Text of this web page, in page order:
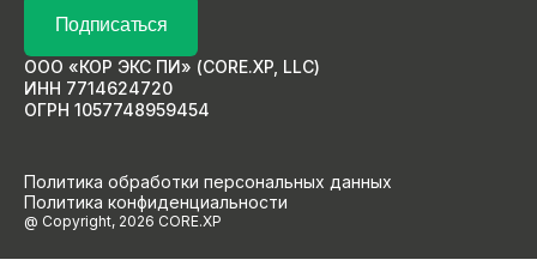
ООО «КОР ЭКС ПИ» (CORE.XP, LLC)
ИНН 7714624720
ОГРН 1057748959454
Политика обработки персональных данных
Политика конфиденциальности
@ Copyright, 2026 CORE.XP
Подписаться